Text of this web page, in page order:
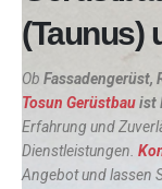
(Taunus)
Ob Fassadengerüst,
Tosun Gerüstbauist
Erfahrung und
Dienstleistungen.
Angebot und lassen